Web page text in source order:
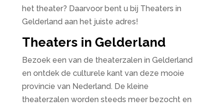
het theater? Daarvoor bent u bij Theaters in
Gelderland aan het juiste adres!
Theaters in Gelderland
Bezoek een van de theaterzalen in Gelderland
en ontdek de culturele kant van deze mooie
provincie van Nederland. De kleine
theaterzalen worden steeds meer bezocht en